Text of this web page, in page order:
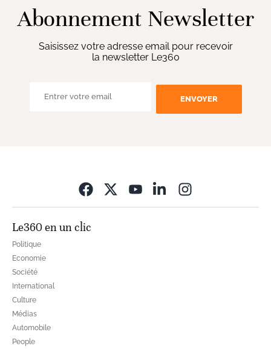
Abonnement Newsletter
Saisissez votre adresse email pour recevoir
la newsletter Le360
ENVOYER
Le360 en un clic
Politique
Economie
Société
International
Culture
Médias
Automobile
People